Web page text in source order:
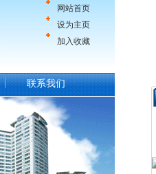
网站首页
设为主页
加入收藏
联系我们